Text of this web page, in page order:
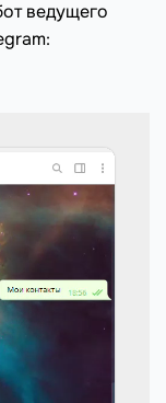
ведущего